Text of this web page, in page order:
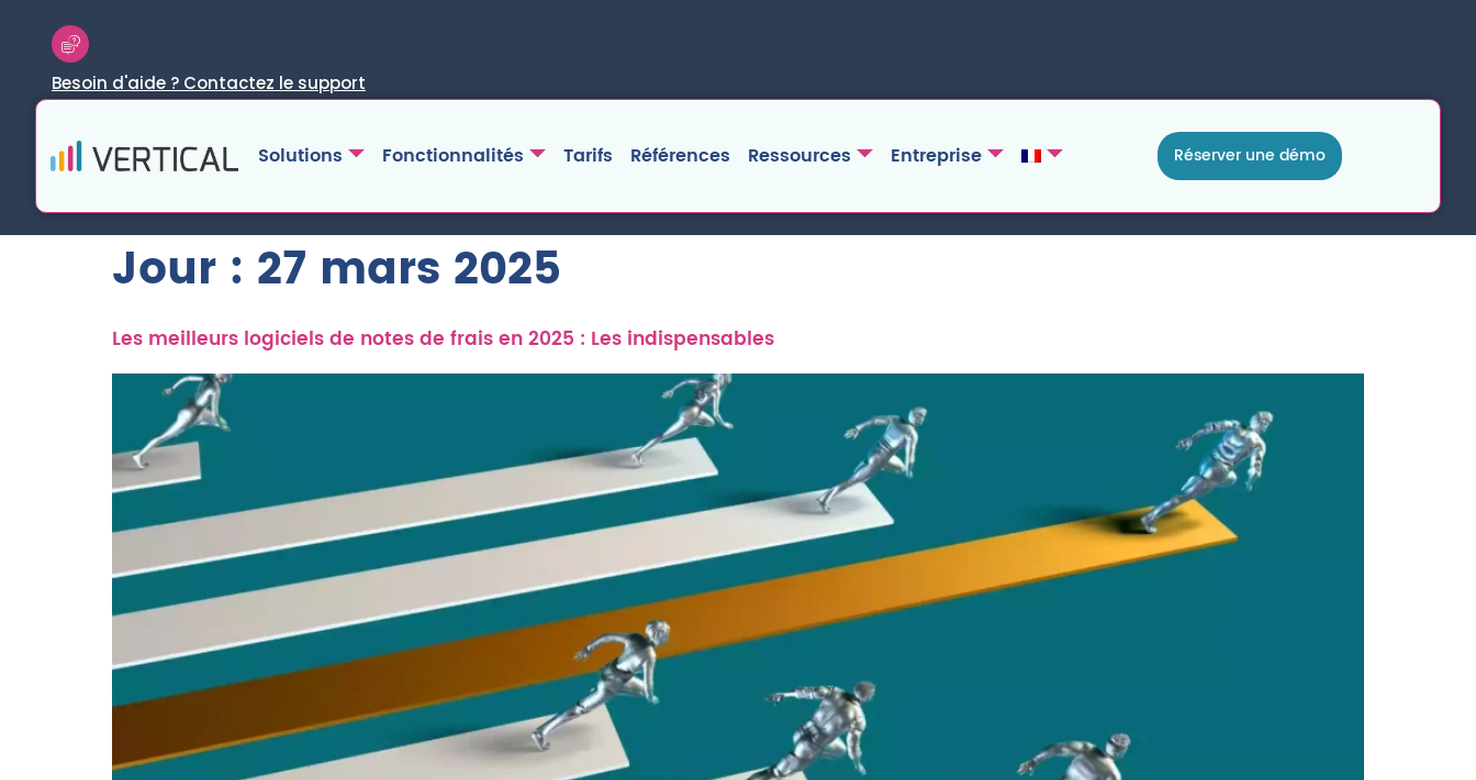
Besoin d'aide ? Contactez le support
Solutions Fonctionnalités Tarifs Références Ressources Entreprise Réserver une démo
Jour : 27 mars 2025
Les meilleurs logiciels de notes de frais en 2025 : Les indispensables